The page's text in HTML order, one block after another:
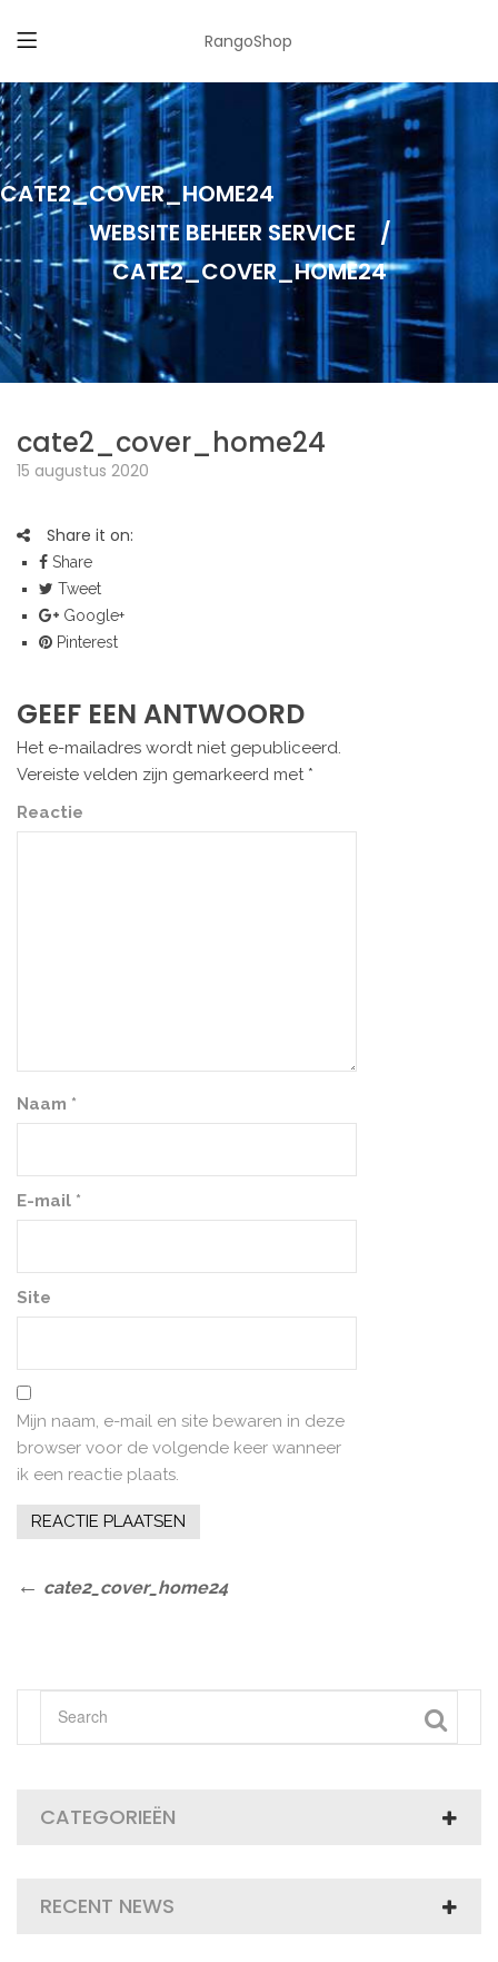
RangoShop
CATE2_COVER_HOME24
WEBSITE BEHEER SERVICE
/
CATE2_COVER_HOME24
cate2_cover_home24
15 augustus 2020
Share it on:
Share
Tweet
Google+
Pinterest
GEEF EEN ANTWOORD
Het e-mailadres wordt niet gepubliceerd.
Vereiste velden zijn gemarkeerd met *
Reactie
Naam *
E-mail *
Site
Mijn naam, e-mail en site bewaren in deze
browser voor de volgende keer wanneer
ik een reactie plaats.
Bericht
Previous
cate2_cover_home24
CATEGORIEËN
RECENT NEWS